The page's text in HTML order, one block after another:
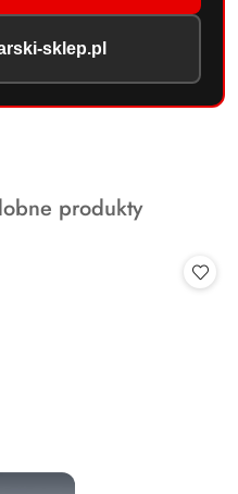
sklep.pl
produkty